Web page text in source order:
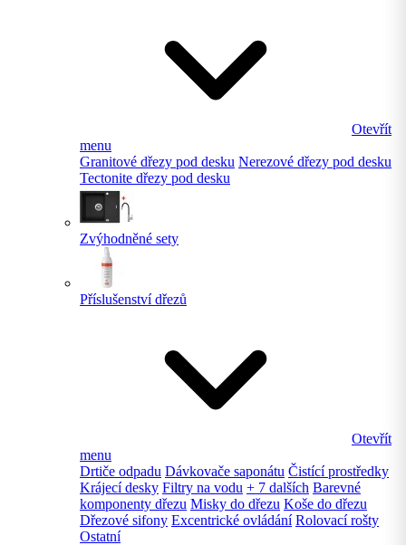
Otevřít
menu
Granitové dřezy pod desku Nerezové dřezy pod desku
Tectonite dřezy pod desku
Zvýhodněné sety
Příslušenství dřezů
Otevřít
menu
Drtiče odpadu Dávkovače saponátu Čistící prostředky
Krájecí desky Filtry na vodu + 7 dalších Barevné
komponenty dřezu Misky do dřezu Koše do dřezu
Dřezové sifony Excentrické ovládání Rolovací rošty
Ostatní